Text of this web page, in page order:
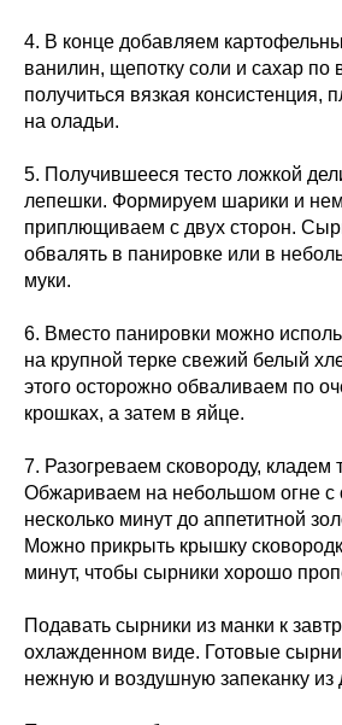
4. В конце добавляем
ванилин, щепотку соли и сахар по
получиться вязкая консистенция,
на оладьи.
5. Получившееся тесто ложкой
лепешки. Формируем шарики и
приплющиваем с двух сторон.
обвалять в панировке или в
муки.
6. Вместо панировки можно
на крупной терке свежий белый
этого осторожно обваливаем по
крошках, а затем в яйце.
7. Разогреваем сковороду, кладем
Обжариваем на небольшом огне с
несколько минут до аппетитной
Можно прикрыть крышку
минут, чтобы сырники хорошо
Подавать сырники из манки к
охлажденном виде. Готовые
нежную и воздушную запеканку из